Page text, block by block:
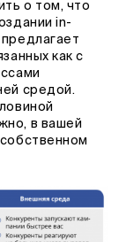
о том, что
in-
как с
средой.
в вашей